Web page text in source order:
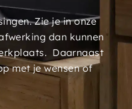
Zie je in onze
dan kunnen
Daarnaast
met je wensen of